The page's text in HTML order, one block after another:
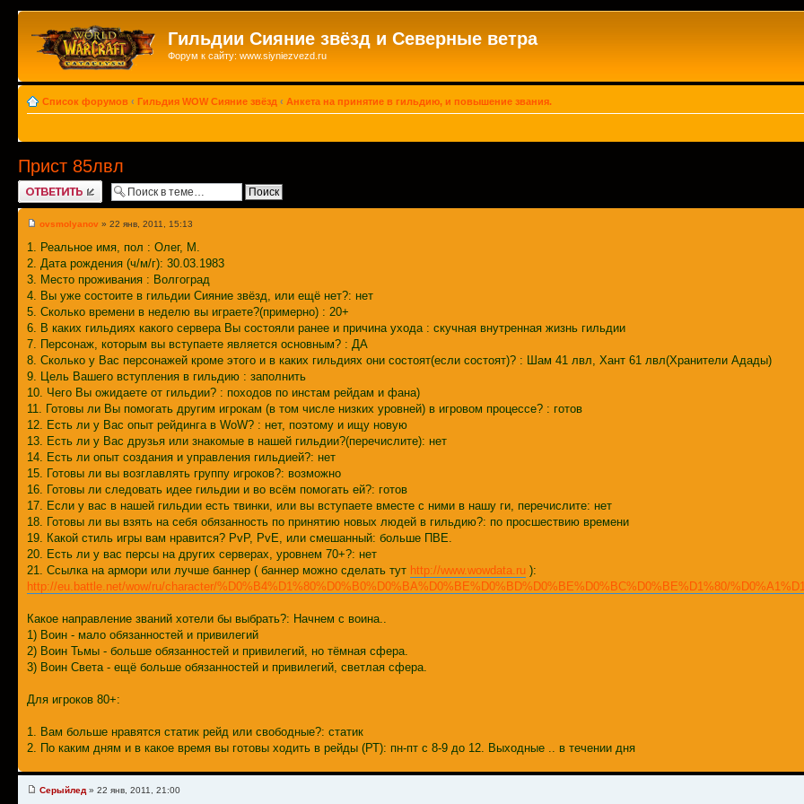
Гильдии Сияние звёзд и Северные ветра
Форум к сайту: www.siyniezvezd.ru
Список форумов ‹ Гильдия WOW Сияние звёзд ‹ Анкета на принятие в гильдию, и повышение звания.
Прист 85лвл
Ответить
ovsmolyanov » 22 янв, 2011, 15:13
1. Реальное имя, пол : Олег, М.
2. Дата рождения (ч/м/г): 30.03.1983
3. Место проживания : Волгоград
4. Вы уже состоите в гильдии Сияние звёзд, или ещё нет?: нет
5. Сколько времени в неделю вы играете?(примерно) : 20+
6. В каких гильдиях какого сервера Вы состояли ранее и причина ухода : скучная внутренная жизнь гильдии
7. Персонаж, которым вы вступаете является основным? : ДА
8. Сколько у Вас персонажей кроме этого и в каких гильдиях они состоят(если состоят)? : Шам 41 лвл, Хант 61 лвл(Хранители Адады)
9. Цель Вашего вступления в гильдию : заполнить
10. Чего Вы ожидаете от гильдии? : походов по инстам рейдам и фана)
11. Готовы ли Вы помогать другим игрокам (в том числе низких уровней) в игровом процессе? : готов
12. Есть ли у Вас опыт рейдинга в WoW? : нет, поэтому и ищу новую
13. Есть ли у Вас друзья или знакомые в нашей гильдии?(перечислите): нет
14. Есть ли опыт создания и управления гильдией?: нет
15. Готовы ли вы возглавлять группу игроков?: возможно
16. Готовы ли следовать идее гильдии и во всём помогать ей?: готов
17. Если у вас в нашей гильдии есть твинки, или вы вступаете вместе с ними в нашу ги, перечислите: нет
18. Готовы ли вы взять на себя обязанность по принятию новых людей в гильдию?: по просшествию времени
19. Какой стиль игры вам нравится? PvP, PvE, или смешанный: больше ПВЕ.
20. Есть ли у вас персы на других серверах, уровнем 70+?: нет
21. Ссылка на армори или лучше баннер ( баннер можно сделать тут http://www.wowdata.ru ):
http://eu.battle.net/wow/ru/character/%D0%B4%D1%80%D0%B0%D0%BA%D0%BE%D0%BD%D0%BE%D0%BC%D0%BE%D1%80/
Какое направление званий хотели бы выбрать?: Начнем с воина..
1) Воин - мало обязанностей и привилегий
2) Воин Тьмы - больше обязанностей и привилегий, но тёмная сфера.
3) Воин Света - ещё больше обязанностей и привилегий, светлая сфера.
Для игроков 80+:
1. Вам больше нравятся статик рейд или свободные?: статик
2. По каким дням и в какое время вы готовы ходить в рейды (РТ): пн-пт с 8-9 до 12. Выходные .. в течении дня
Серыйлед » 22 янв, 2011, 21:00